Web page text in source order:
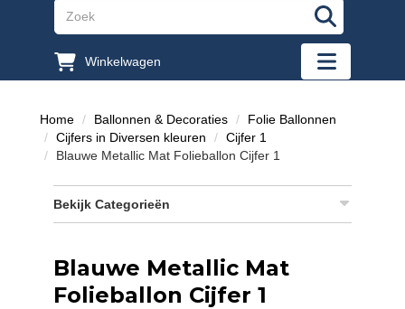
"Zoeken
Winkelwagen
"Toggle
Home Ballonnen & Decoraties
Folie Ballonnen
Cijfers in Diversen kleuren
Cijfer 1
Blauwe Metallic Mat Folieballon Cijfer 1
Bekijk Categorieën
Blauwe Metallic Mat
Folieballon Cijfer 1